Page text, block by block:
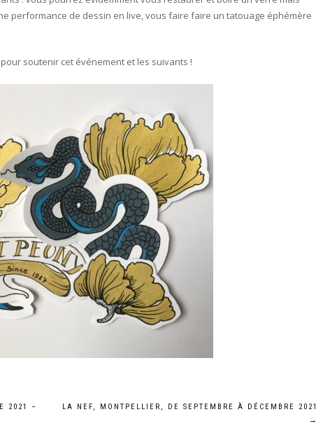
performance de dessin en live, vous faire faire un tatouage éphémère
soutenir cet événement et les suivants !
2021 –
LA NEF, MONTPELLIER, DE SEPTEMBRE À DÉCEMBRE 2021
→